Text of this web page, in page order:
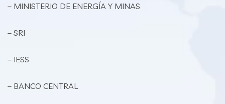
– MINISTERIO DE ENERGÍA Y MINAS
– SRI
– IESS
– BANCO CENTRAL